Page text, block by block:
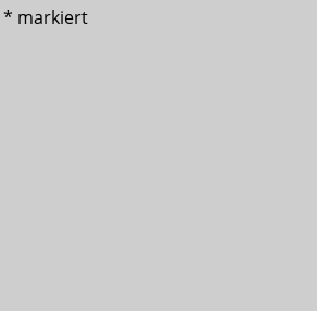
* markiert